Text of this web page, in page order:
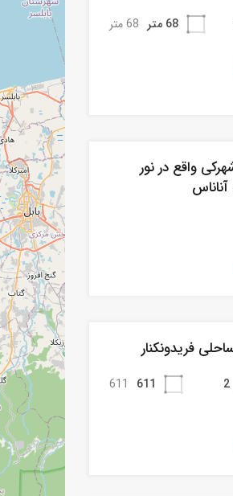
68 متر 68 متر
شهرکی واقع در نور
فریدونکنار
2
611
611